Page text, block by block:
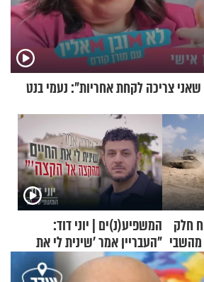
צריכה לקחת אחריות": נעמי בנט
חלק
המשפיע(נ)ים | יוני דוד:
"העבריין אמר 'שינית לי את
החיים מהקצה אל הקצה'"